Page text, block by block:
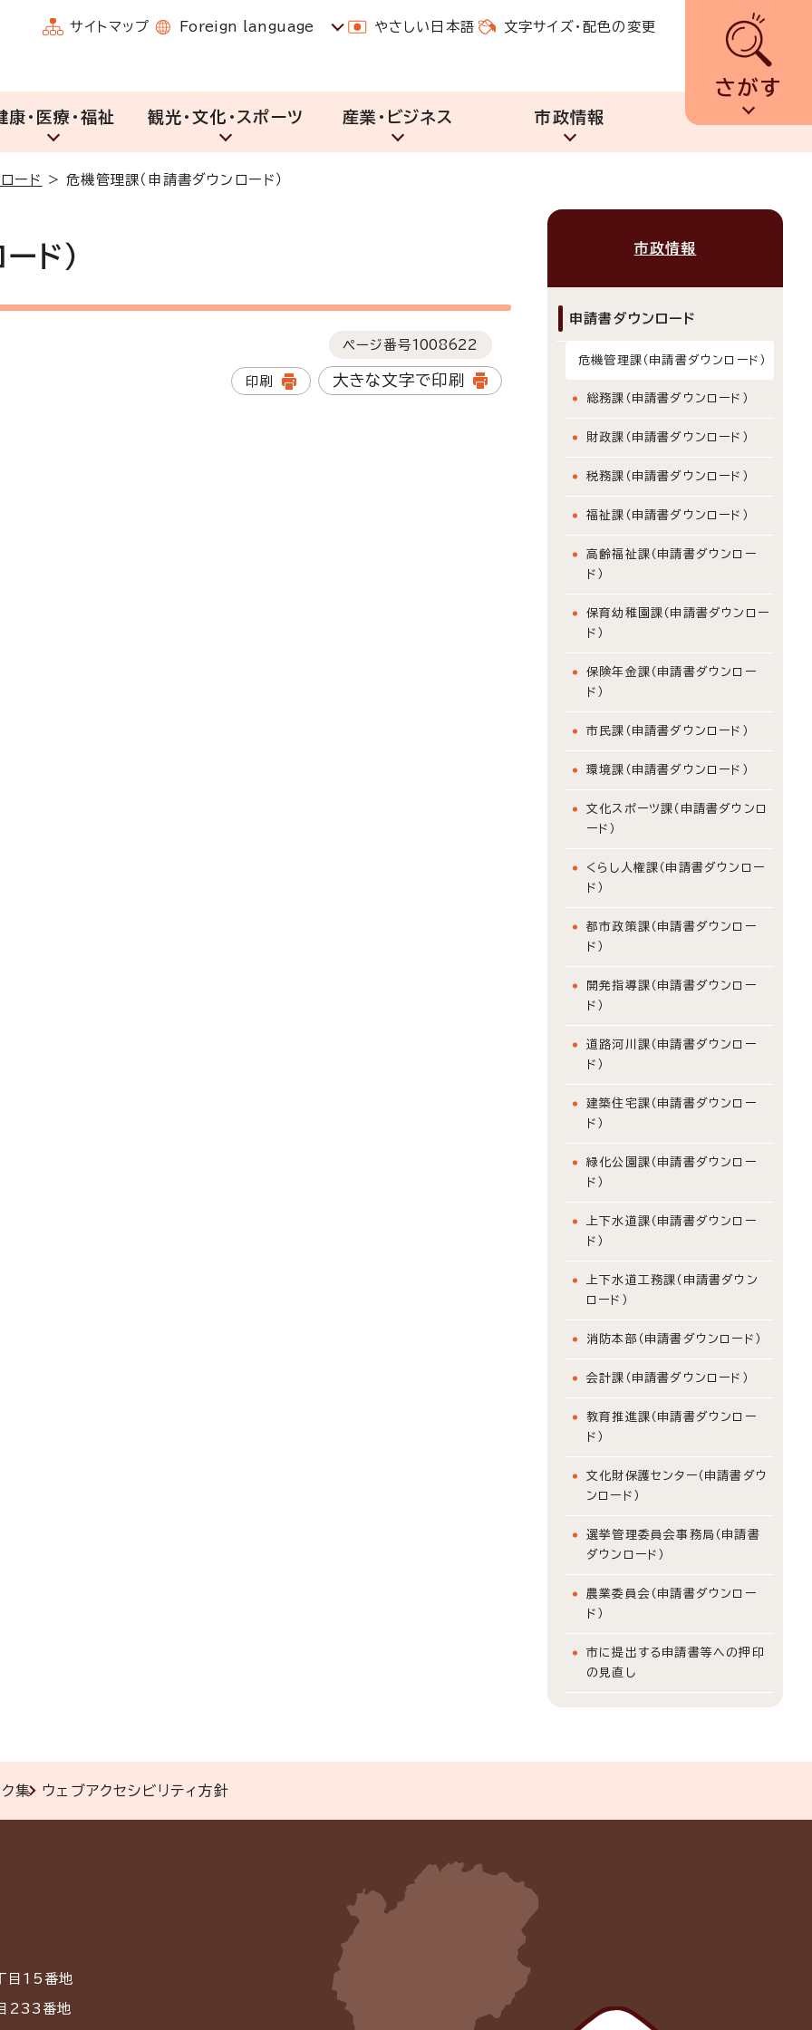
サイトマップ Foreign language やさしい日本語 文字サイズ・配色の変更
さがす
康・医療・福祉 観光・文化・スポーツ 産業・ビジネス 市政情報
ード >危機管理課（申請書ダウンロード）
ド）
ページ番号1008622
印刷 大きな文字で印刷
市政情報
申請書ダウンロード
危機管理課（申請書ダウンロード）
総務課（申請書ダウンロード）
財政課（申請書ダウンロード）
税務課（申請書ダウンロード）
福祉課（申請書ダウンロード）
高齢福祉課（申請書ダウンロー
ド）
保育幼稚園課（申請書ダウンロー
ド）
保険年金課（申請書ダウンロー
ド）
市民課（申請書ダウンロード）
環境課（申請書ダウンロード）
文化スポーツ課（申請書ダウンロ
ード）
くらし人権課（申請書ダウンロー
ド）
都市政策課（申請書ダウンロー
ド）
開発指導課（申請書ダウンロー
ド）
道路河川課（申請書ダウンロー
ド）
建築住宅課（申請書ダウンロー
ド）
緑化公園課（申請書ダウンロー
ド）
上下水道課（申請書ダウンロー
ド）
上下水道工務課（申請書ダウン
ロード）
消防本部（申請書ダウンロード）
会計課（申請書ダウンロード）
教育推進課（申請書ダウンロー
ド）
文化財保護センター（申請書ダウ
ンロード）
選挙管理委員会事務局（申請書
ダウンロード）
農業委員会（申請書ダウンロー
ド）
市に提出する申請書等への押印
の見直し
集 ウェブアクセシビリティ方針
目15番地
233番地